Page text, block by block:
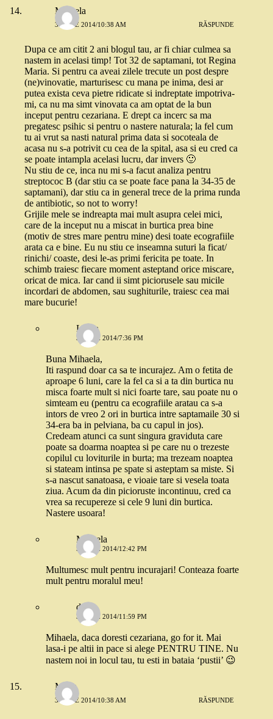
Mihaela
3 IUNIE 2014/10:38 AM RĂSPUNDE
Dupa ce am citit 2 ani blogul tau, ar fi chiar culmea sa
nastem in acelasi timp! Tot 32 de saptamani, tot Regina
Maria. Si pentru ca aveai zilele trecute un post despre
(ne)vinovatie, marturisesc cu mana pe inima, desi ar
putea exista ceva pietre ridicate si indreptate impotriva-
mi, ca nu ma simt vinovata ca am optat de la bun
inceput pentru cezariana. E drept ca incerc sa ma
pregatesc psihic si pentru o nastere naturala; la fel cum
tu ai vrut sa nasti natural prima data si socoteala de
acasa nu s-a potrivit cu cea de la spital, asa si eu cred ca
se poate intampla acelasi lucru, dar invers 🙂
Nu stiu de ce, inca nu mi s-a facut analiza pentru
streptococ B (dar stiu ca se poate face pana la 34-35 de
saptamani), dar stiu ca in general trece de la prima runda
de antibiotic, so not to worry!
Grijile mele se indreapta mai mult asupra celei mici,
care de la inceput nu a miscat in burtica prea bine
(motiv de stres mare pentru mine) desi toate ecografiile
arata ca e bine. Eu nu stiu ce inseamna suturi la ficat/
rinichi/ coaste, desi le-as primi fericita pe toate. In
schimb traiesc fiecare moment asteptand orice miscare,
oricat de mica. Iar cand ii simt piciorusele sau micile
incordari de abdomen, sau sughiturile, traiesc cea mai
mare bucurie!
Laura
3 IUNIE 2014/7:36 PM
Buna Mihaela,
Iti raspund doar ca sa te incurajez. Am o fetita de
aproape 6 luni, care la fel ca si a ta din burtica nu
misca foarte mult si nici foarte tare, sau poate nu o
simteam eu (pentru ca ecografiile aratau ca s-a
intors de vreo 2 ori in burtica intre saptamaile 30 si
34-era ba in pelviana, ba cu capul in jos).
Credeam atunci ca sunt singura graviduta care
poate sa doarma noaptea si pe care nu o trezeste
copilul cu loviturile in burta; ma trezeam noaptea
si stateam intinsa pe spate si asteptam sa miste. Si
s-a nascut sanatoasa, e vioaie tare si vesela toata
ziua. Acum da din picioruste incontinuu, cred ca
vrea sa recupereze si cele 9 luni din burtica.
Nastere usoara!
Mihaela
5 IUNIE 2014/12:42 PM
Multumesc mult pentru incurajari! Conteaza foarte
mult pentru moralul meu!
dojo
3 IUNIE 2014/11:59 PM
Mihaela, daca doresti cezariana, go for it. Mai
lasa-i pe altii in pace si alege PENTRU TINE. Nu
nastem noi in locul tau, tu esti in bataia ‘pustii’ 😉
Mada
3 IUNIE 2014/10:38 AM RĂSPUNDE